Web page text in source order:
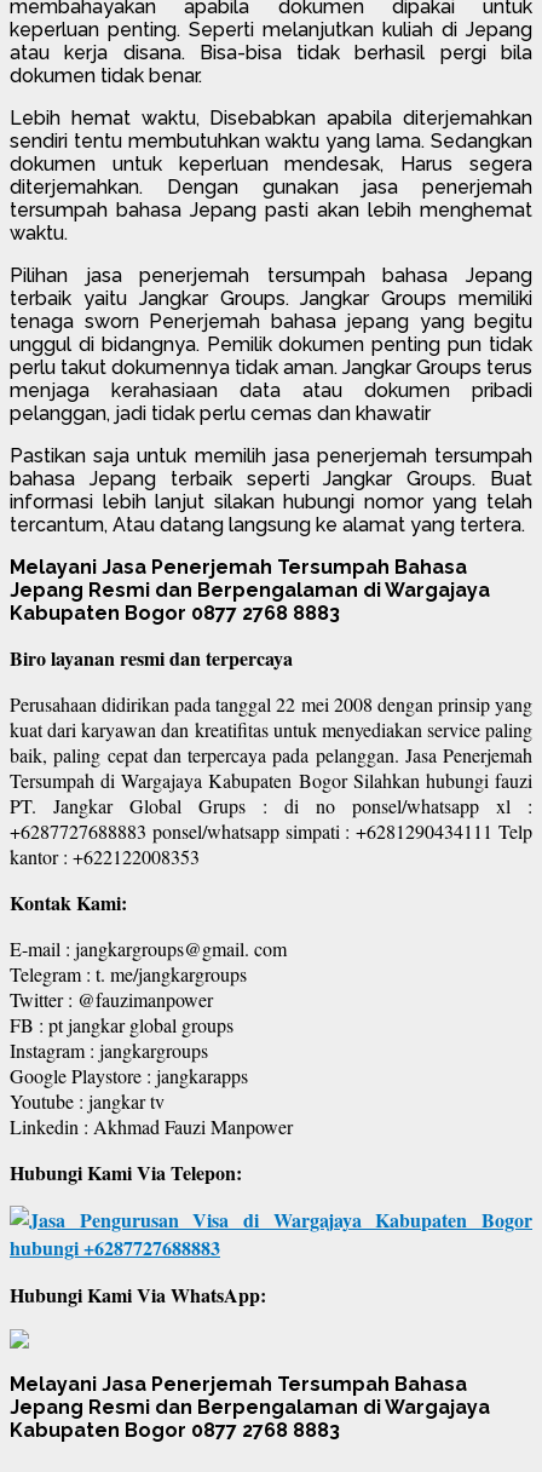
membahayakan apabila dokumen dipakai untuk
keperluan penting. Seperti melanjutkan kuliah di Jepang
atau kerja disana. Bisa-bisa tidak berhasil pergi bila
dokumen tidak benar.
Lebih hemat waktu, Disebabkan apabila diterjemahkan
sendiri tentu membutuhkan waktu yang lama. Sedangkan
dokumen untuk keperluan mendesak, Harus segera
diterjemahkan. Dengan gunakan jasa penerjemah
tersumpah bahasa Jepang pasti akan lebih menghemat
waktu.
Pilihan jasa penerjemah tersumpah bahasa Jepang
terbaik yaitu Jangkar Groups. Jangkar Groups memiliki
tenaga sworn Penerjemah bahasa jepang yang begitu
unggul di bidangnya. Pemilik dokumen penting pun tidak
perlu takut dokumennya tidak aman. Jangkar Groups terus
menjaga kerahasiaan data atau dokumen pribadi
pelanggan, jadi tidak perlu cemas dan khawatir
Pastikan saja untuk memilih jasa penerjemah tersumpah
bahasa Jepang terbaik seperti Jangkar Groups. Buat
informasi lebih lanjut silakan hubungi nomor yang telah
tercantum, Atau datang langsung ke alamat yang tertera.
Melayani Jasa Penerjemah Tersumpah Bahasa
Jepang Resmi dan Berpengalaman di Wargajaya
Kabupaten Bogor 0877 2768 8883
Biro layanan resmi dan terpercaya
Perusahaan didirikan pada tanggal 22 mei 2008 dengan prinsip yang
kuat dari karyawan dan kreatifitas untuk menyediakan service paling
baik, paling cepat dan terpercaya pada pelanggan. Jasa Penerjemah
Tersumpah di Wargajaya Kabupaten Bogor Silahkan hubungi fauzi
PT. Jangkar Global Grups : di no ponsel/whatsapp xl :
+6287727688883 ponsel/whatsapp simpati : +6281290434111 Telp
kantor : +622122008353
Kontak Kami:
E-mail : jangkargroups@gmail. com
Telegram : t. me/jangkargroups
Twitter : @fauzimanpower
FB : pt jangkar global groups
Instagram : jangkargroups
Google Playstore : jangkarapps
Youtube : jangkar tv
Linkedin : Akhmad Fauzi Manpower
Hubungi Kami Via Telepon:
Hubungi Kami Via WhatsApp:
Melayani Jasa Penerjemah Tersumpah Bahasa
Jepang Resmi dan Berpengalaman di Wargajaya
Kabupaten Bogor 0877 2768 8883